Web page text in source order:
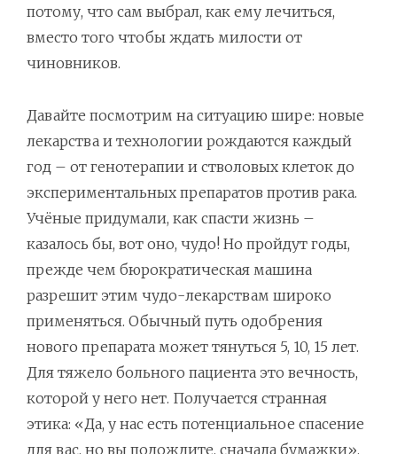
потому, что сам выбрал, как ему лечиться,
вместо того чтобы ждать милости от
чиновников.
Давайте посмотрим на ситуацию шире: новые
лекарства и технологии рождаются каждый
год – от генотерапии и стволовых клеток до
экспериментальных препаратов против рака.
Учёные придумали, как спасти жизнь –
казалось бы, вот оно, чудо! Но пройдут годы,
прежде чем бюрократическая машина
разрешит этим чудо-лекарствам широко
применяться. Обычный путь одобрения
нового препарата может тянуться 5, 10, 15 лет.
Для тяжело больного пациента это вечность,
которой у него нет. Получается странная
этика: «Да, у нас есть потенциальное спасение
для вас, но вы подождите, сначала бумажки».